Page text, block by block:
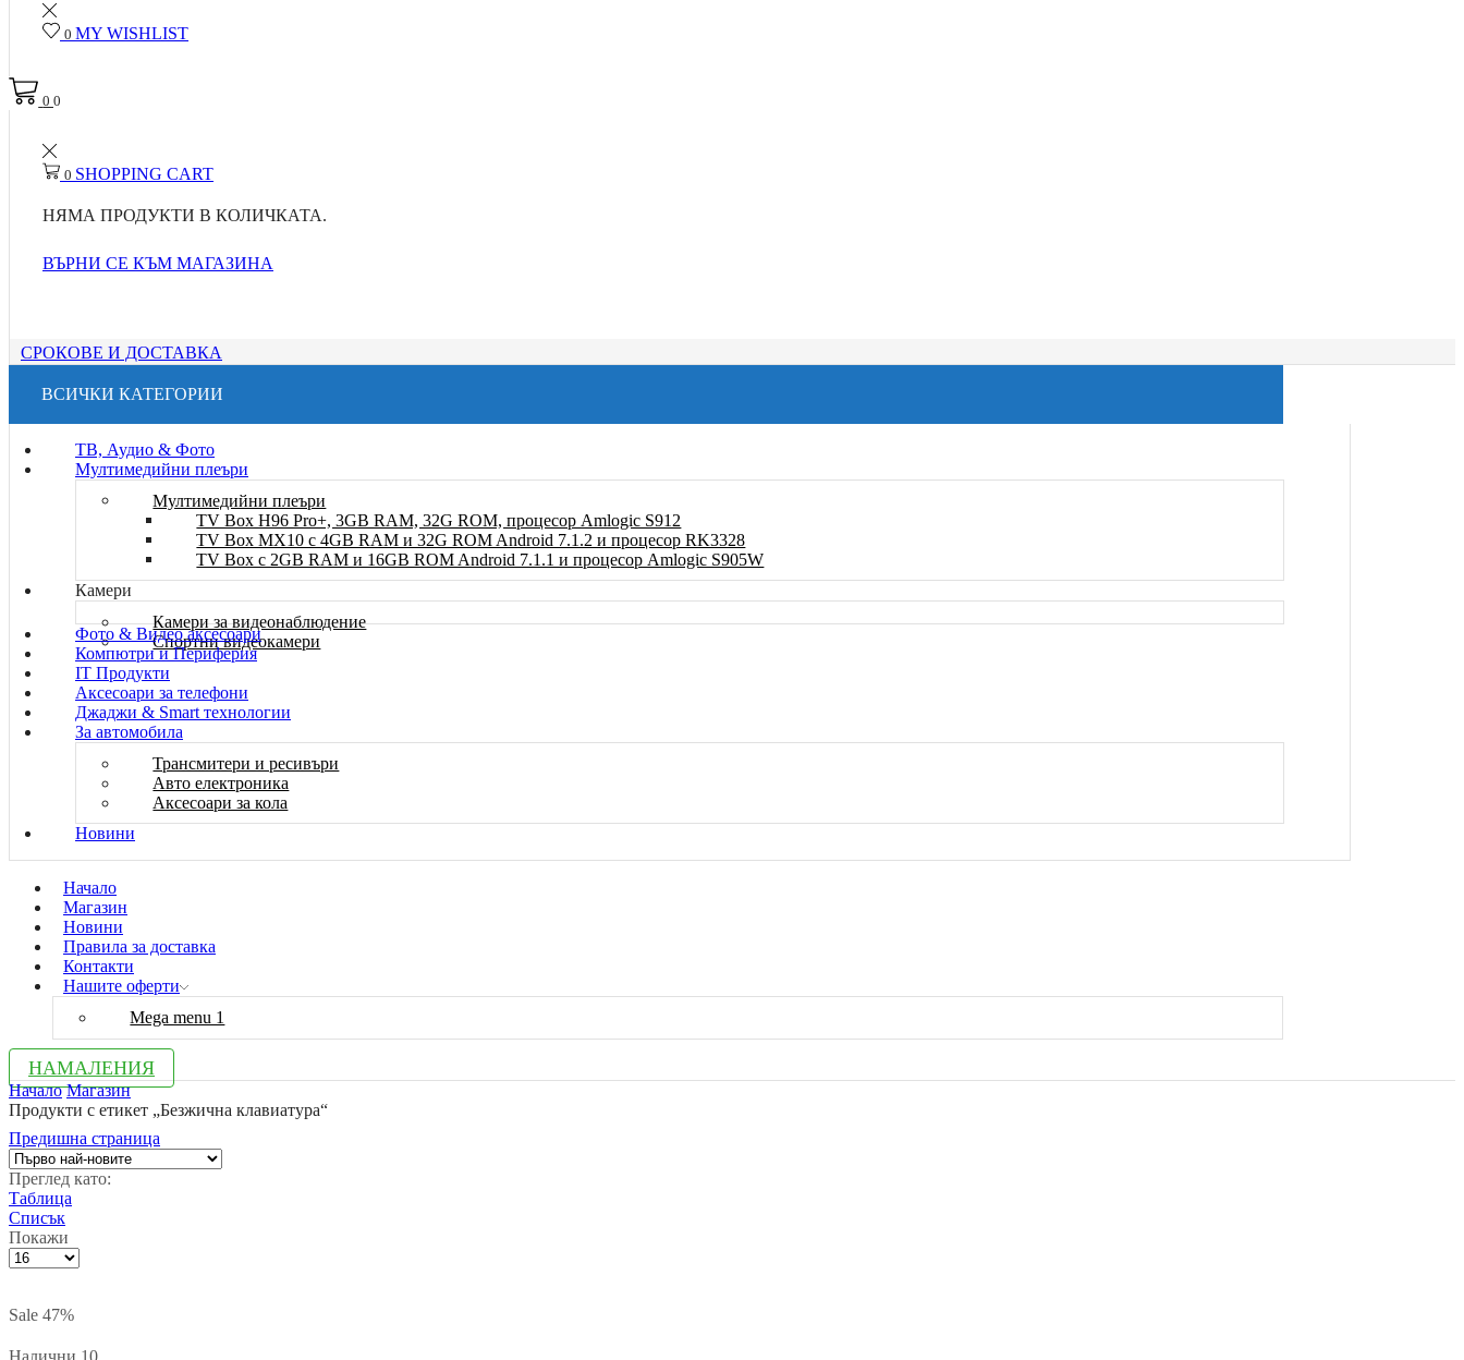
0 MY WISHLIST
00
0 SHOPPING CART
НЯМА ПРОДУКТИ В КОЛИЧКАТА.
ВЪРНИ СЕ КЪМ МАГАЗИНА
СРОКОВЕ И ДОСТАВКА
ВСИЧКИ КАТЕГОРИИ
ТВ, Аудио & Фото
Мултимедийни плеъри
Мултимедийни плеъри
TV Box H96 Pro+, 3GB RAM, 32G ROM, процесор Amlogic S912
TV Box MX10 с 4GB RAM и 32G ROM Android 7.1.2 и процесор RK3328
TV Box с 2GB RAM и 16GВ ROM Android 7.1.1 и процесор Amlogic S905W
Камери
Камери за видеонаблюдение
Спортни видеокамери
Фото & Видео аксесоари
Компютри и Периферия
IT Продукти
Аксесоари за телефони
Джаджи & Smart технологии
За автомобила
Трансмитери и ресивъри
Авто електроника
Аксесоари за кола
Новини
Начало
Магазин
Новини
Правила за доставка
Контакти
Нашите оферти
Mega menu 1
НАМАЛЕНИЯ
Начало Магазин
Продукти с етикет „Безжична клавиатура“
Предишна страница
Преглед като:
Таблица
Списък
Покажи
Брой
страница
Sale 47%
Налични 10